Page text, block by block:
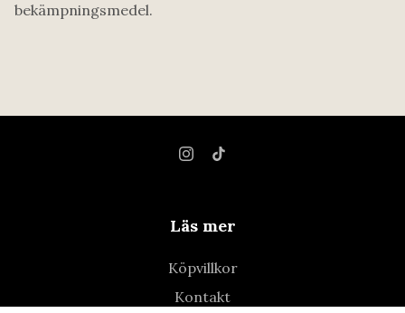
bekämpningsmedel.
Läs mer
Köpvillkor
Kontakt